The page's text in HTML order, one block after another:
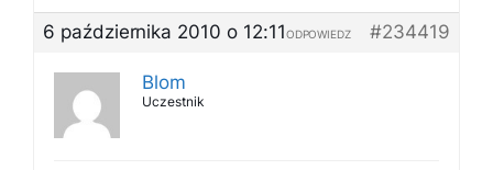
6 października 2010 o 12:11
#234419
ODPOWIEDZ
Blom
Uczestnik